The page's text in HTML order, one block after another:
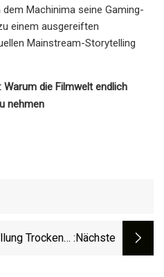
Machinima seine Gaming-
einem ausgereiften
Mainstream-Storytelling
die Filmwelt endlich
nehmen
Trockener :nächste